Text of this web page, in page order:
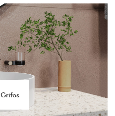
Grifos